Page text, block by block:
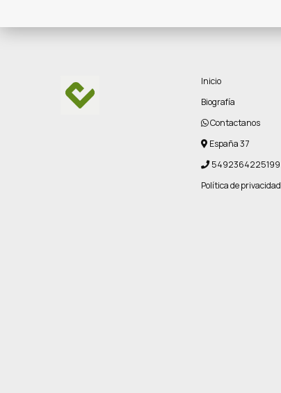
Inicio
Biografía
Contactanos
España 37
5492364225199
Política de privacidad